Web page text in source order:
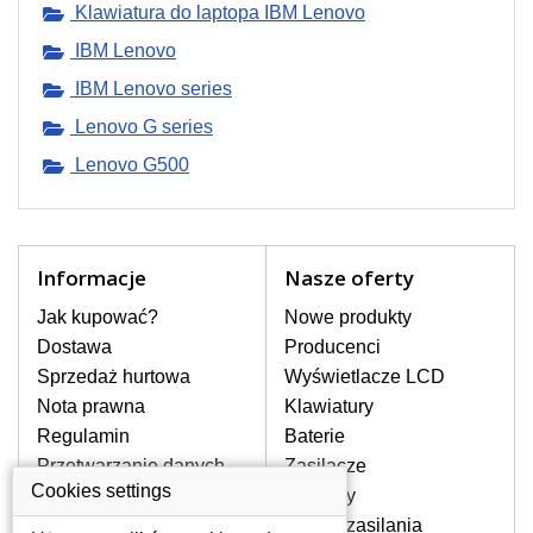
pomocy wyszukiwarki. Wystarczy znać
model laptopa. Przy każdej klawiaturze
nie może brakować szczególowe zdjęcie
W JAKI SPOSÓB MOŻE SIĘ
PRZEJAWIAĆ USTERKA
dublowanie tych samych znaków. W
powrócą do pierwotnej pozycji. Albo
też uszkodzenie mechaniczne, np.
wyłamane klawisze.
JAK TO DZIAŁA?
Klawiatura składa się z kilku
warstw folii, z których przewodzą
przewodzące warstwy.
Klawiatura do laptopa IBM Lenovo
IBM Lenovo
IBM Lenovo series
Lenovo G series
Lenovo G500
Informacje
Jak kupować?
Dostawa
Sprzedaż hurtowa
Nota prawna
Regulamin
Przetwarzanie danych
osobowych
Gdzie nas znajdziesz
Nasze oferty
Nowe produkty
Producenci
Wyświetlacze LCD
Klawiatury
Baterie
Zasilacze
Zawiasy
Złącza zasilania
Cookies settings